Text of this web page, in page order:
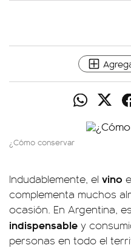
¿Cómo conservar
Indudablemente, el vino
complementa muchos
ocasión. En Argentina,
indispensable y
personas en todo el